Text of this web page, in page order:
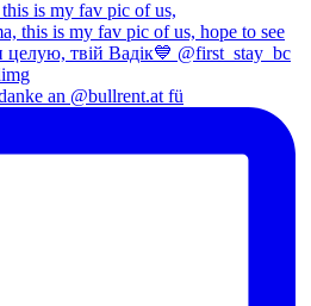
is my fav pic of us,
an @bullrent.at fü